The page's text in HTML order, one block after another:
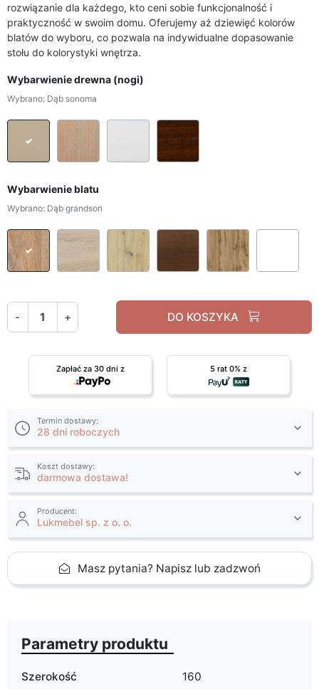
rozwiązanie dla każdego, kto ceni sobie funkcjonalność i
praktyczność w swoim domu. Oferujemy aż dziewięć kolorów
blatów do wyboru, co pozwala na indywidualne dopasowanie
stołu do kolorystyki wnętrza.
Wybarwienie drewna (nogi)
Wybrano: Dąb sonoma
Dąb sonomaDąb grandson
Biały
Wybarwienie blatu
Wybrano: Dąb grandson
Dąb grandsonDąb sonomaDąb artisanOrzech
- + DO KOSZYKA
Zapłać za 30 dni z 5 rat 0% z
Termin dostawy:
28 dni roboczych
Koszt dostawy:
darmowa dostawa!
Producent:
Lukmebel sp. z o. o.
Masz pytania? Napisz lub zadzwoń
Parametry produktu
Szerokość 160